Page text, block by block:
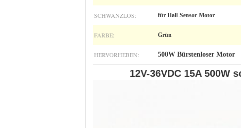
SCHWANZLOS: für Hall-Sensor-Motor
FARBE: Grün
HERVORHEBEN: 500W Bürstenloser Motor
12V-36VDC 15A 500W